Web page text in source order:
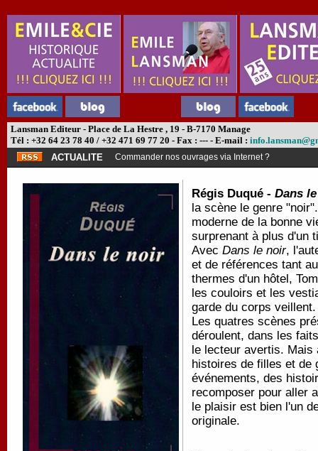
Lansman Editeur - Place de La Hestre , 19 - B-7170 Manage
Tél : +32 64 23 78 40 / +32 471 69 77 20 - Fax : --- - E-mail :
ACTUALITE
Commander nos ouvrages via Internet ?
Régis Duqué - Dans
la scène le genre
moderne de la bonne
surprenant à plus d'un
Avec Dans le noir,
et de références tant
thermes d'un hôtel,
les couloirs et les
garde du corps veillent.
Les quatres scènes
déroulent, dans les
le lecteur avertis. Mais
histoires de filles et de
événements, des
recomposer pour aller
le plaisir est bien l'un
originale.